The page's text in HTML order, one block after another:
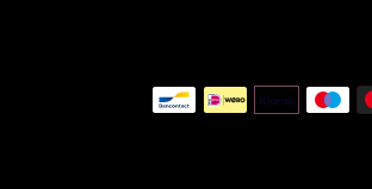
Betaalmethoden